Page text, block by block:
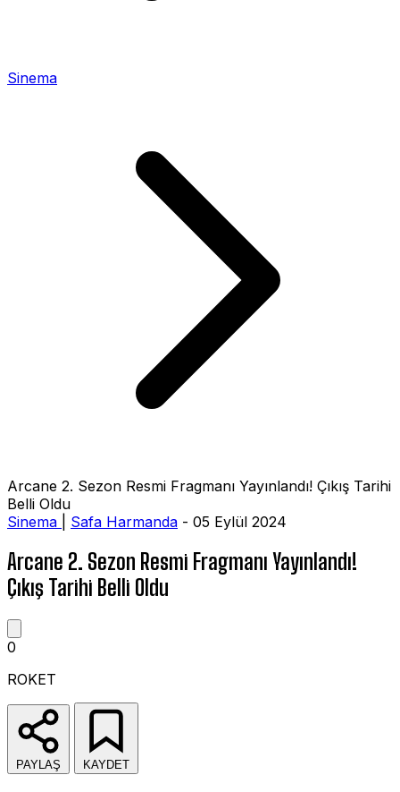
Sinema
Arcane 2. Sezon Resmi Fragmanı Yayınlandı! Çıkış Tarihi
Belli Oldu
Sinema
Safa Harmanda - 05 Eylül 2024
Arcane 2. Sezon Resmi Fragmanı Yayınlandı!
Çıkış Tarihi Belli Oldu
0
ROKET
PAYLAŞ KAYDET